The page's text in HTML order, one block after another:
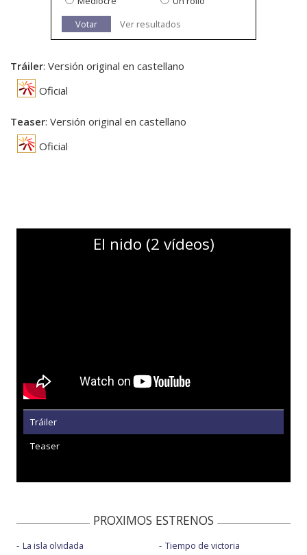
Votar
Ver resultados
Tráiler: Versión original en castellano
Oficial
Teaser: Versión original en castellano
Oficial
El nido (2 vídeos)
Tráiler
Teaser
PROXIMOS ESTRENOS
La isla olvidada
Tiempo de victoria